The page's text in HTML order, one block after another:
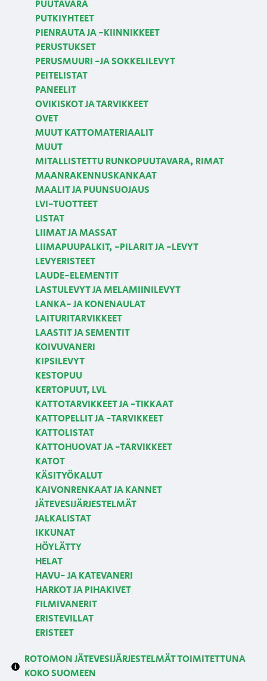
PUUTAVARA
PUTKIYHTEET
PIENRAUTA JA -KIINNIKKEET
PERUSTUKSET
PERUSMUURI -JA SOKKELILEVYT
PEITELISTAT
PANEELIT
OVIKISKOT JA TARVIKKEET
OVET
MUUT KATTOMATERIAALIT
MUUT
MITALLISTETTU RUNKOPUUTAVARA, RIMAT
MAANRAKENNUSKANKAAT
MAALIT JA PUUNSUOJAUS
LVI-TUOTTEET
LISTAT
LIIMAT JA MASSAT
LIIMAPUUPALKIT, -PILARIT JA -LEVYT
LEVYERISTEET
LAUDE-ELEMENTIT
LASTULEVYT JA MELAMIINILEVYT
LANKA- JA KONENAULAT
LAITURITARVIKKEET
LAASTIT JA SEMENTIT
KOIVUVANERI
KIPSILEVYT
KESTOPUU
KERTOPUUT, LVL
KATTOTARVIKKEET JA -TIKKAAT
KATTOPELLIT JA -TARVIKKEET
KATTOLISTAT
KATTOHUOVAT JA -TARVIKKEET
KATOT
KÄSITYÖKALUT
KAIVONRENKAAT JA KANNET
JÄTEVESIJÄRJESTELMÄT
JALKALISTAT
IKKUNAT
HÖYLÄTTY
HELAT
HAVU- JA KATEVANERI
HARKOT JA PIHAKIVET
FILMIVANERIT
ERISTEVILLAT
ERISTEET
ROTOMON JÄTEVESIJÄRJESTELMÄT TOIMITETTUNA
KOKO SUOMEEN